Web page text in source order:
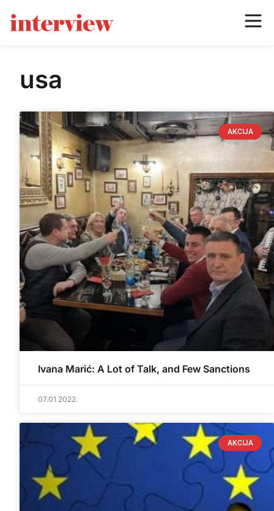
usa
AKCIJA
Ivana Marić: A Lot of Talk, and Few Sanctions
07.01.2022.
AKCIJA